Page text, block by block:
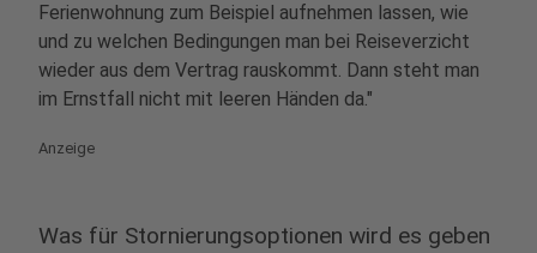
Ferienwohnung zum Beispiel aufnehmen lassen, wie
und zu welchen Bedingungen man bei Reiseverzicht
wieder aus dem Vertrag rauskommt. Dann steht man
im Ernstfall nicht mit leeren Händen da."
Anzeige
Was für Stornierungsoptionen wird es geben